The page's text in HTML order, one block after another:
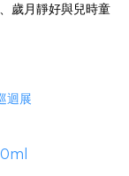
歲月靜好與兒時童
迴展